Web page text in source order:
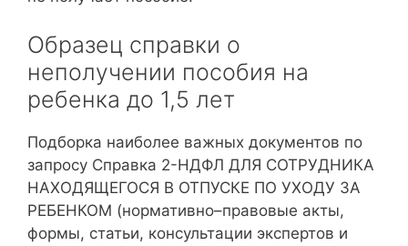
Образец справки о
неполучении пособия на
ребенка до 1,5 лет
Подборка наиболее важных документов по
запросу Справка 2-НДФЛ ДЛЯ СОТРУДНИКА
НАХОДЯЩЕГОСЯ В ОТПУСКЕ ПО УХОДУ ЗА
РЕБЕНКОМ (нормативно–правовые акты,
формы, статьи, консультации экспертов и